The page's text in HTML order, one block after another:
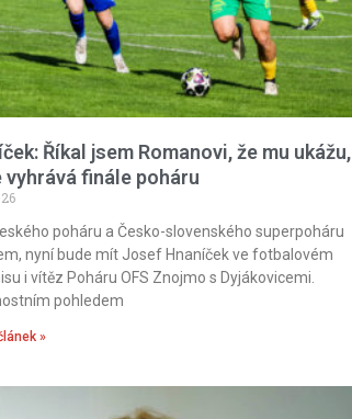
Říkal jsem Romanovi, že mu ukážu,
vyhrává finále poháru
poháru a Česko-slovenského superpoháru
nyní bude mít Josef Hnaníček ve fotbalovém
i vítěz Poháru OFS Znojmo s Dyjákovicemi.
pohledem
»